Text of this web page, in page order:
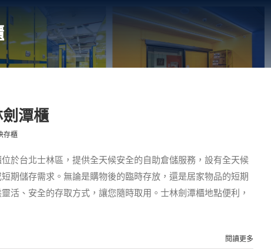
劍潭櫃
存櫃
於台北士林區，提供全天候安全的自助倉儲服務，設有全天候
期儲存需求。無論是購物後的臨時存放，還是居家物品的短期
活、安全的存取方式，讓您隨時取用。士林劍潭櫃地點便利，
閱讀更多